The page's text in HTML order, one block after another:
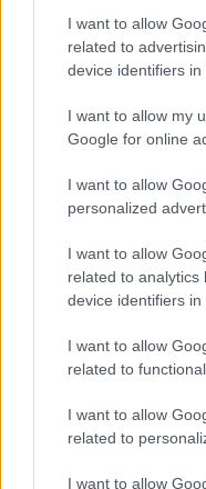
I want to allow
related to
device identifiers in
I want to allow my
Google for online
I want to allow
personalized
I want to allow
related to analytics
device identifiers in
I want to allow
related to
I want to allow
related to
I want to allow
Na bencinskem servisu v
avtomat, požar pogasili
zaposleni
Izklop elektrike: 426.
pred 9 urami
Izklop elektrike: 425.
Vuhred
Izklop elektrike: 429.
Prisoje
Izklop elektrike: 424.